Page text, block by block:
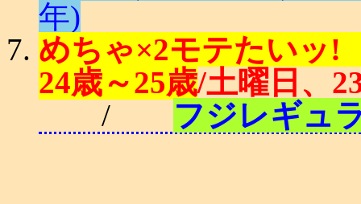
年)
めちゃ×2モテたいッ!
24歳～25歳/土曜日、
/ フジレギュ